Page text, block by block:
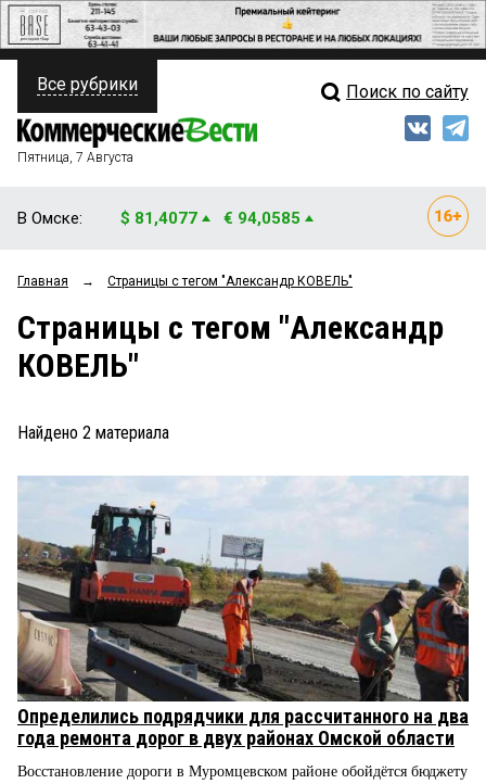
ПОЛИТИКА
ФИНАНСЫ
ОБЩЕСТВО
ЗАКОН
ПРОИСШЕСТВИЯ
СТИЛЬ ЖИЗНИ
Свежий выпуск
Мнения
Рейтинги
Все рубрики Поиск по сайту
Пятница, 7 Августа
В Омске: $ 81,4077 € 94,0585
Главная → Страницы c тегом "Александр КОВЕЛЬ"
Страницы c тегом "Александр
КОВЕЛЬ"
Найдено 2 материала
Определились подрядчики для рассчитанного на два
года ремонта дорог в двух районах Омской области
Восстановление дороги в Муромцевском районе обойдётся бюджету